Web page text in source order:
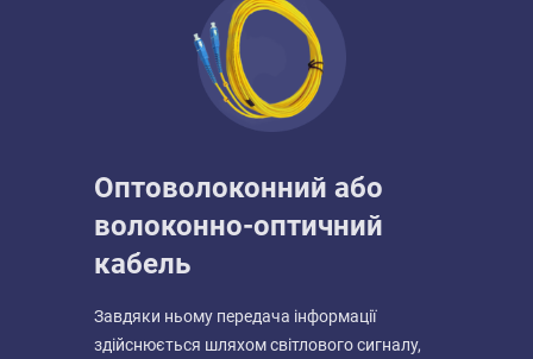
Оптоволоконний або
волоконно-оптичний
кабель
Завдяки ньому передача інформації
здійснюється шляхом світлового сигналу,